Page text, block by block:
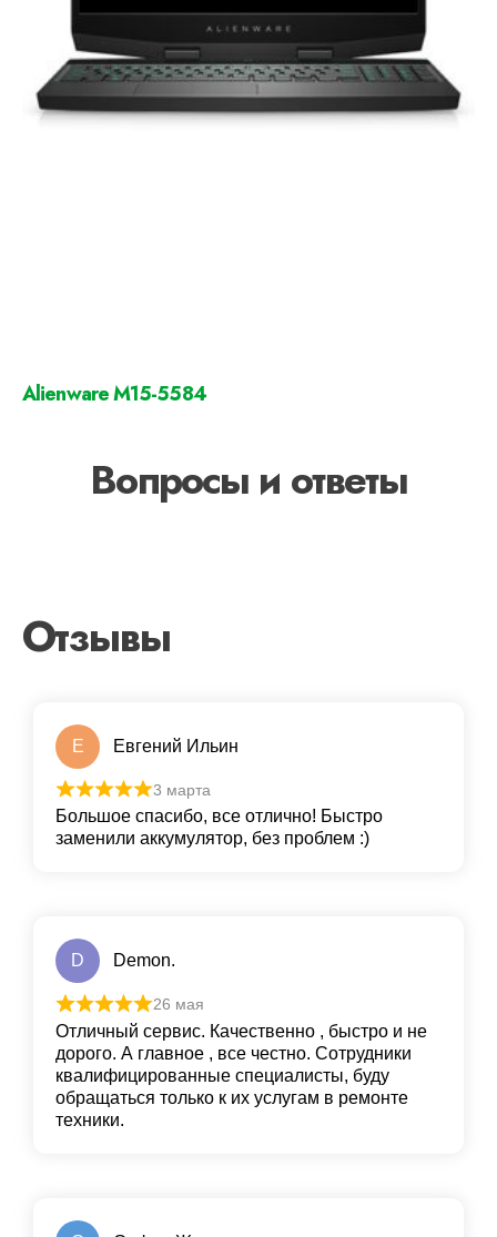
Alienware M15-5584
Вопросы и ответы
Отзывы
Е Евгений Ильин
3 марта
Большое спасибо, все отлично! Быстро
заменили аккумулятор, без проблем :)
D Demon.
26 мая
Отличный сервис. Качественно , быстро и не
дорого. А главное , все честно. Сотрудники
квалифицированные специалисты, буду
обращаться только к их услугам в ремонте
техники.